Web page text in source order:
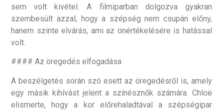
sem volt kivétel. A filmiparban dolgozva gyakran
szembesült azzal, hogy a szépség nem csupán előny,
hanem szinte elvárás, ami az önértékelésére is hatással
volt.
#### Az öregedés elfogadása
A beszélgetés során szó esett az öregedésről is, amely
egy másik kihívást jelent a színésznők számára. Chloë
elismerte, hogy a kor előrehaladtával a szépségipar